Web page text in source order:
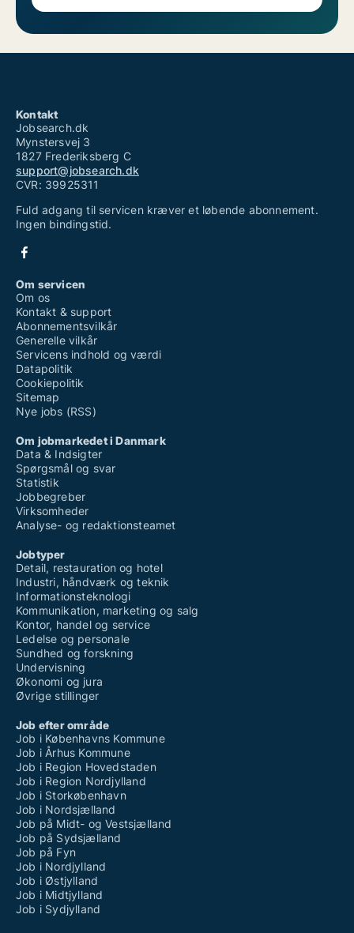
Kontakt
Jobsearch.dk
Mynstersvej 3
1827 Frederiksberg C
support@jobsearch.dk
CVR: 39925311
Fuld adgang til servicen kræver et løbende abonnement.
Ingen bindingstid.
Om servicen
Om os
Kontakt & support
Abonnementsvilkår
Generelle vilkår
Servicens indhold og værdi
Datapolitik
Cookiepolitik
Sitemap
Nye jobs (RSS)
Om jobmarkedet i Danmark
Data & Indsigter
Spørgsmål og svar
Statistik
Jobbegreber
Virksomheder
Analyse- og redaktionsteamet
Jobtyper
Detail, restauration og hotel
Industri, håndværk og teknik
Informationsteknologi
Kommunikation, marketing og salg
Kontor, handel og service
Ledelse og personale
Sundhed og forskning
Undervisning
Økonomi og jura
Øvrige stillinger
Job efter område
Job i Københavns Kommune
Job i Århus Kommune
Job i Region Hovedstaden
Job i Region Nordjylland
Job i Storkøbenhavn
Job i Nordsjælland
Job på Midt- og Vestsjælland
Job på Sydsjælland
Job på Fyn
Job i Nordjylland
Job i Østjylland
Job i Midtjylland
Job i Sydjylland